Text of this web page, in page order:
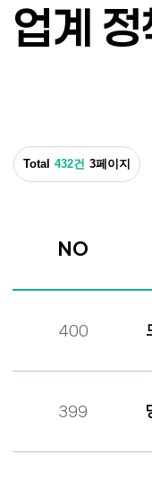
업계
Total 432건 3페이지
NO
400
399